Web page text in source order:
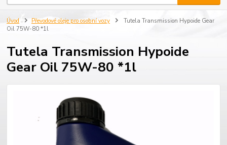
Úvod Převodové oleje pro osobní vozy
Tutela Transmission Hypoide Gear
Oil 75W-80 *1l
Tutela Transmission Hypoide
Gear Oil 75W-80 *1l